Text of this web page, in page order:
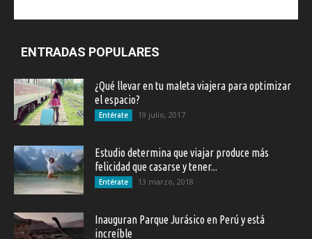
ENTRADAS POPULARES
¿Qué llevar en tu maleta viajera para optimizar
el espacio?
Entérate 19 julio, 2017
Estudio determina que viajar produce más
felicidad que casarse y tener...
Entérate 13 marzo, 2018
Inauguran Parque Jurásico en Perú y está
increíble